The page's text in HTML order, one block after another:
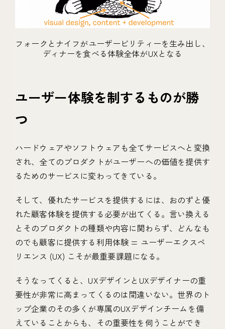
フォークとナイフがユーザービリティーを生み出し、
ディナーを食べる体験全体がUXとなる
ユーザー体験を制するものが勝
つ
ハードウェアやソフトウェアも全てサービスへと変換
され、全てのプロダクトがユーザーへの価値を提供す
るためのサービスに変わってきている。
そして、優れたサービスを提供するには、おのずと優
れた顧客体験を提供する必要が出てくる。言い換える
とそのプロダクトの種類や内容に関わらず、どんなも
のでも顧客に提供する利用体験 = ユーザーエクスペ
リエンス (UX) こそが最重要課題になる。
そうなってくると、UXデザインとUXデザイナーの重
要性が非常に高まってくるのは間違いない。世界のト
ップ企業のその多くが専属のUXデザインチームを備
えていることからも、その重要性を伺うことができ